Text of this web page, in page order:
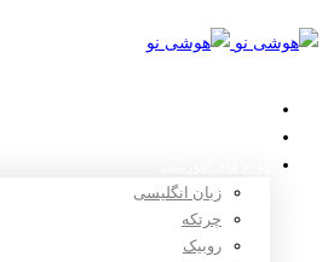
زبان انگلیسی
چرتکه
روبیک